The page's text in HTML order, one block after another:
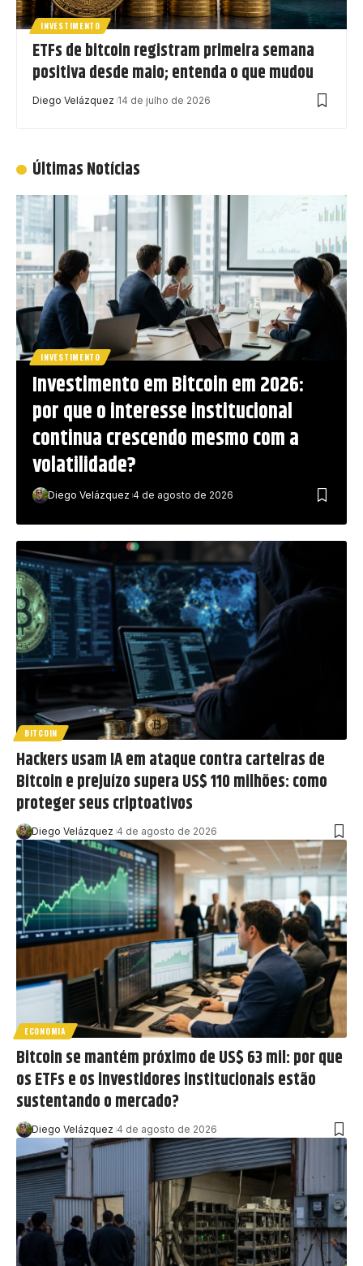
INVESTIMENTO
ETFs de bitcoin registram primeira semana
positiva desde maio; entenda o que mudou
Diego Velázquez 14 de julho de 2026
Últimas Notícias
INVESTIMENTO
Investimento em Bitcoin em 2026:
por que o interesse institucional
continua crescendo mesmo com a
volatilidade?
Diego Velázquez 4 de agosto de 2026
BITCOIN
Hackers usam IA em ataque contra carteiras de
Bitcoin e prejuízo supera US$ 110 milhões: como
proteger seus criptoativos
Diego Velázquez 4 de agosto de 2026
ECONOMIA
Bitcoin se mantém próximo de US$ 63 mil: por que
os ETFs e os investidores institucionais estão
sustentando o mercado?
Diego Velázquez 4 de agosto de 2026